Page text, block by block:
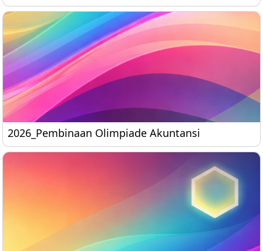
2026_Pembinaan Olimpiade Akuntansi
2026_Pembinaan Olimpiade Akuntansi